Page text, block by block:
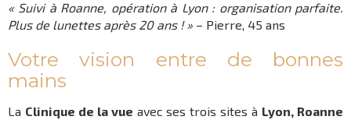
« Suivi à Roanne, opération à Lyon : organisation parfaite.
Plus de lunettes après 20 ans ! » – Pierre, 45 ans
Votre vision entre de bonnes
mains
La Clinique de la vue avec ses trois sites à Lyon, Roanne